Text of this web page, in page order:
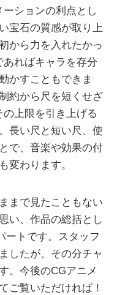
ションの利点とし
宝石の質感が取り上
から力を入れたかっ
ればキャラを存分
かすこともできま
約から尺を短くせざ
上限を引き上げる
長い尺と短い尺、使
で、音楽や効果の付
変わります。
まで見たこともない
い、作品の総括とし
ートです。スタッフ
したが、その分チャ
。今後のCGアニメ
ご覧いただければ！